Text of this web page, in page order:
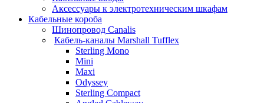
Аксессуары к электротехническим шкафам
Кабельные короба
Шинопровод Canalis
Кабель-каналы Marshall Tufflex
Sterling Mono
Mini
Maxi
Odyssey
Sterling Compact